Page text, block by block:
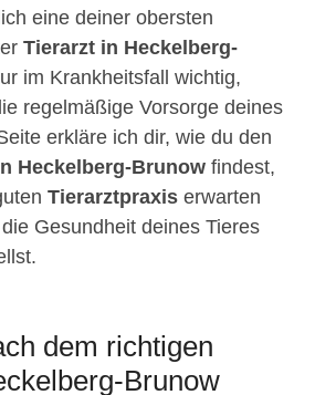
eine deiner obersten
Tierarzt in Heckelberg-
im Krankheitsfall wichtig,
regelmäßige Vorsorge deines
erkläre ich dir, wie du den
Heckelberg-Brunow findest,
Tierarztpraxis erwarten
Gesundheit deines Tieres
dem richtigen
Brunow